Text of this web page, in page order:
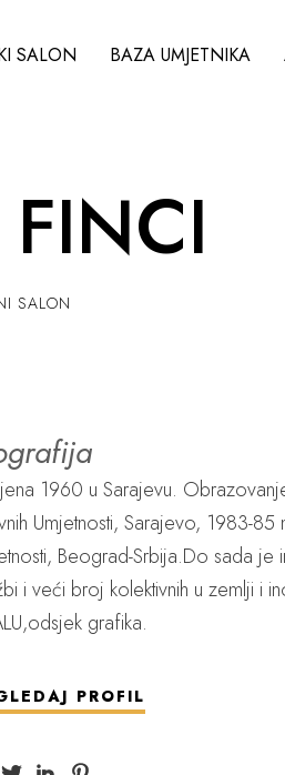
SALON BAZA UMJETNIKA
SALON
1960 u Sarajevu.
Umjetnosti, Sarajevo, 1983-85
Beograd-Srbija.Do sada je
i veći broj kolektivnih u zemlji i
grafika.
PROFIL